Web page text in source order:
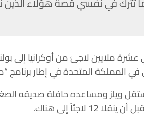
ويلز ومساعده حافلة صديقه
لاجئاً إلى هناك.